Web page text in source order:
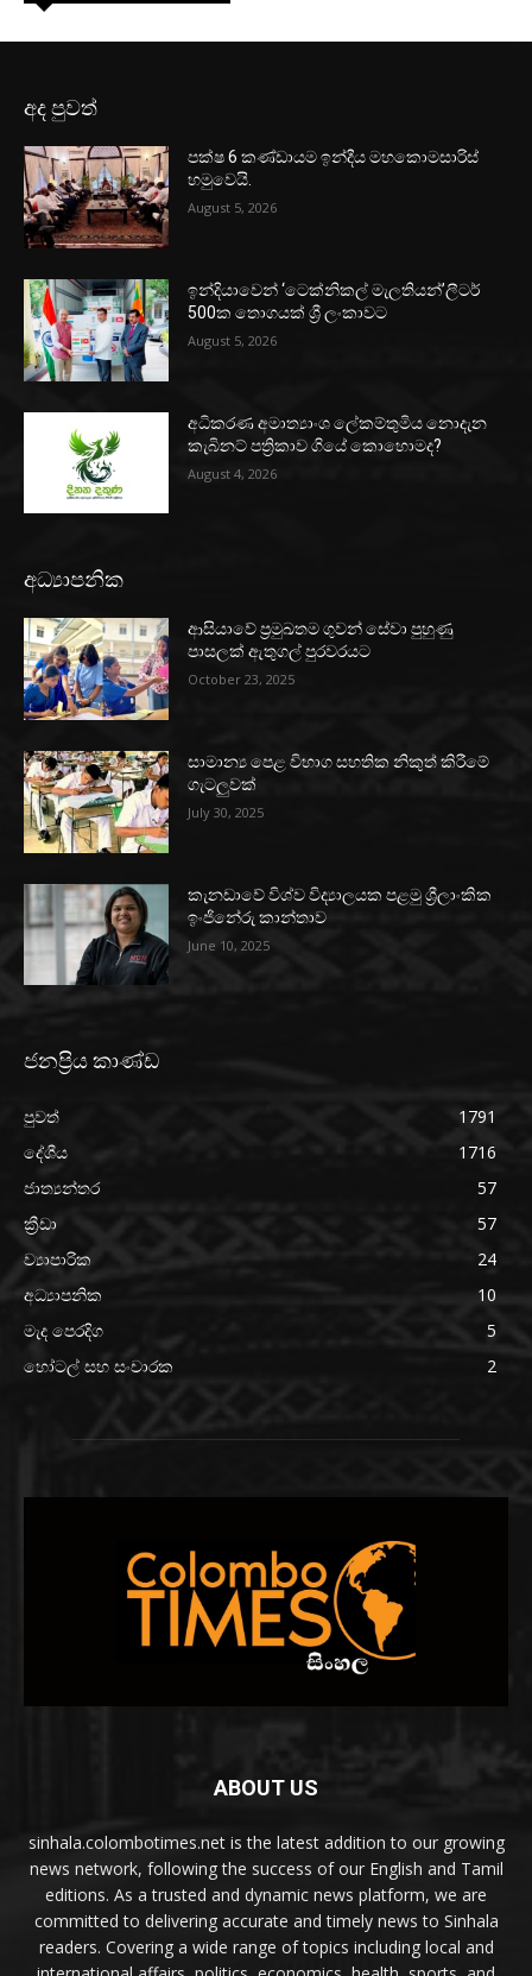
අද පුවත්
පක්ෂ 6 කණ්ඩායම ඉන්දීය මහකොමසාරිස්
හමුවෙයි.
August 5, 2026
ඉන්දියාවෙන් ‘ටෙක්නිකල් මැලතියන්’ලීටර්
500ක තොගයක් ශ්‍රී ලංකාවට
August 5, 2026
අධිකරණ අමාත්‍යාංශ ලේකම්තුමිය නොදැන
කැබිනට් පත්‍රිකාව ගියේ කොහොමද?
August 4, 2026
අධ්‍යාපනික
ආසියාවේ ප්‍රමුඛතම ගුවන් සේවා පුහුණු
පාසලක් ඇතුගල් පුරවරයට
October 23, 2025
සාමාන්‍ය පෙළ විභාග සහතික නිකුත් කිරීමේ
ගැටලුවක්
July 30, 2025
කැනඩාවේ විශ්ව විද්‍යාලයක පළමු ශ්‍රීලාංකික
ඉංජිනේරු කාන්තාව
June 10, 2025
ජනප්‍රිය කාණ්ඩ
පුවත්
1791
දේශීය
1716
ජාත්‍යන්තර
57
ක්‍රීඩා
57
ව්‍යාපාරික
24
අධ්‍යාපනික
10
මැද පෙරදිග
5
හෝටල් සහ සංචාරක
2
ABOUT US
sinhala.colombotimes.net is the latest addition to our growing
news network, following the success of our English and Tamil
editions. As a trusted and dynamic news platform, we are
committed to delivering accurate and timely news to Sinhala
readers. Covering a wide range of topics including local and